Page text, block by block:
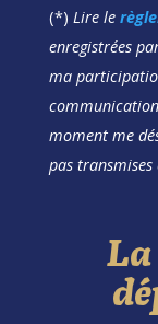
(*) Lire le
enregistrées
ma
moment me
pas transmises
La